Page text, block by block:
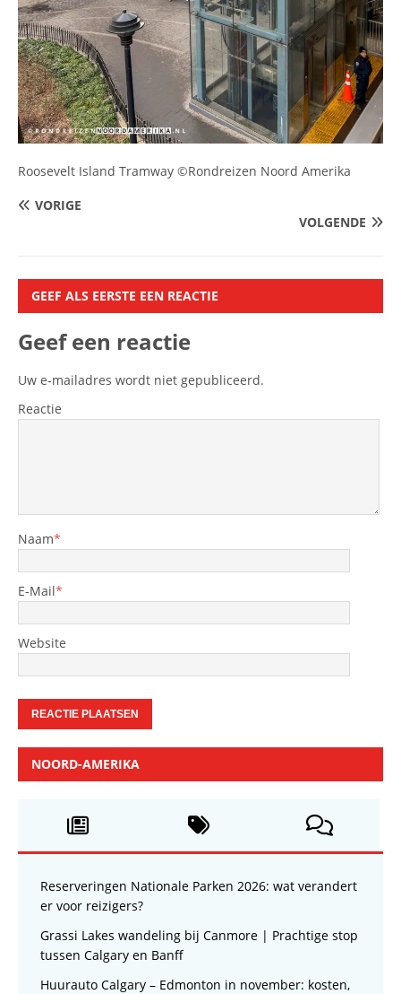
Roosevelt Island Tramway ©Rondreizen Noord Amerika
VORIGE
VOLGENDE
GEEF ALS EERSTE EEN REACTIE
Geef een reactie
Uw e-mailadres wordt niet gepubliceerd.
Reactie
Naam*
E-Mail*
Website
NOORD-AMERIKA
Reserveringen Nationale Parken 2026: wat verandert
er voor reizigers?
Grassi Lakes wandeling bij Canmore | Prachtige stop
tussen Calgary en Banff
Huurauto Calgary – Edmonton in november: kosten,